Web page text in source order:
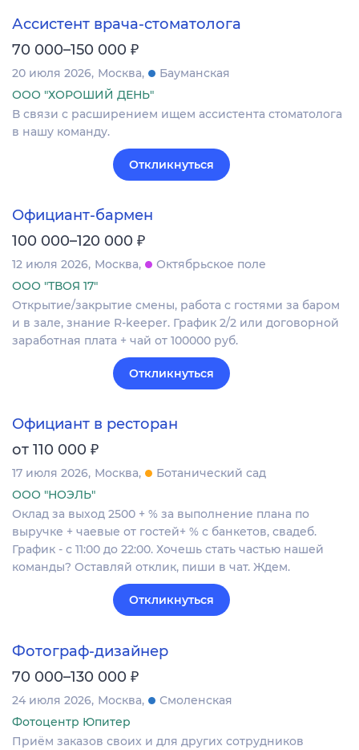
Ассистент врача-стоматолога
70 000–150 000 ₽
20 июля 2026 Москва
Бауманская
ООО "ХОРОШИЙ ДЕНЬ"
В связи с расширением ищем ассистента стоматолога
в нашу команду.
Откликнуться
Официант-бармен
100 000–120 000 ₽
12 июля 2026 Москва
Октябрьское поле
ООО "ТВОЯ 17"
Открытие/закрытие смены, работа с гостями за баром
и в зале, знание R-keeper. График 2/2 или договорной
заработная плата + чай от 100000 руб.
Откликнуться
Официант в ресторан
от 110 000 ₽
17 июля 2026 Москва
Ботанический сад
ООО "НОЭЛЬ"
Оклад за выход 2500 + % за выполнение плана по
выручке + чаевые от гостей+ % с банкетов, свадеб.
График - с 11:00 до 22:00. Хочешь стать частью нашей
команды? Оставляй отклик, пиши в чат. Ждем.
Откликнуться
Фотограф-дизайнер
70 000–130 000 ₽
24 июля 2026 Москва
Смоленская
Фотоцентр Юпитер
Приём заказов своих и для других сотрудников